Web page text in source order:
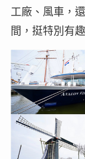
工廠、風車，
間，挺特別有